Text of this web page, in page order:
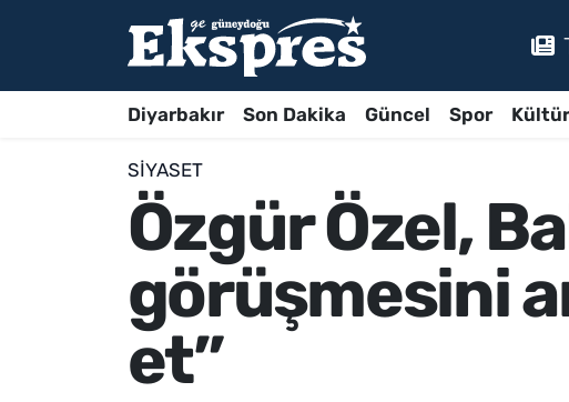
Diyarbakır Son Dakika Güncel Spor
SIYASET
Özgür Özel,
görüşmesini
et”